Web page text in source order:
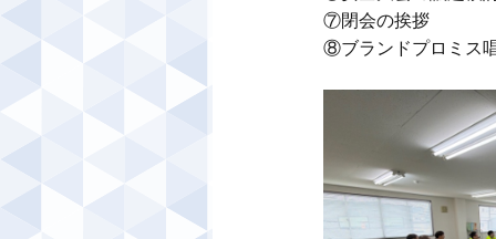
⑦閉会の挨拶
⑧ブランドプロミス